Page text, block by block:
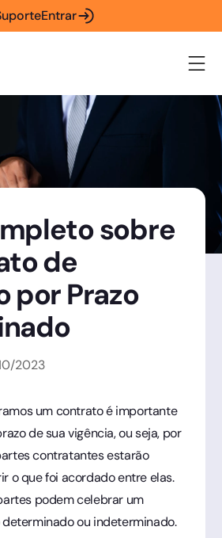
Entrar
sobre
de
por Prazo
/2023
um contrato é importante
de sua vigência, ou seja, por
contratantes estarão
o que foi acordado entre elas.
podem celebrar um
ou indeterminado.